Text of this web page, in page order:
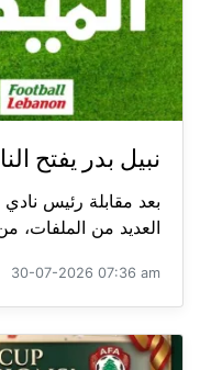
نبيل بدر يفتح
بعد مقابلة رئيس نادي
العديد من الملفات، من
30-07-2026 07:36 am